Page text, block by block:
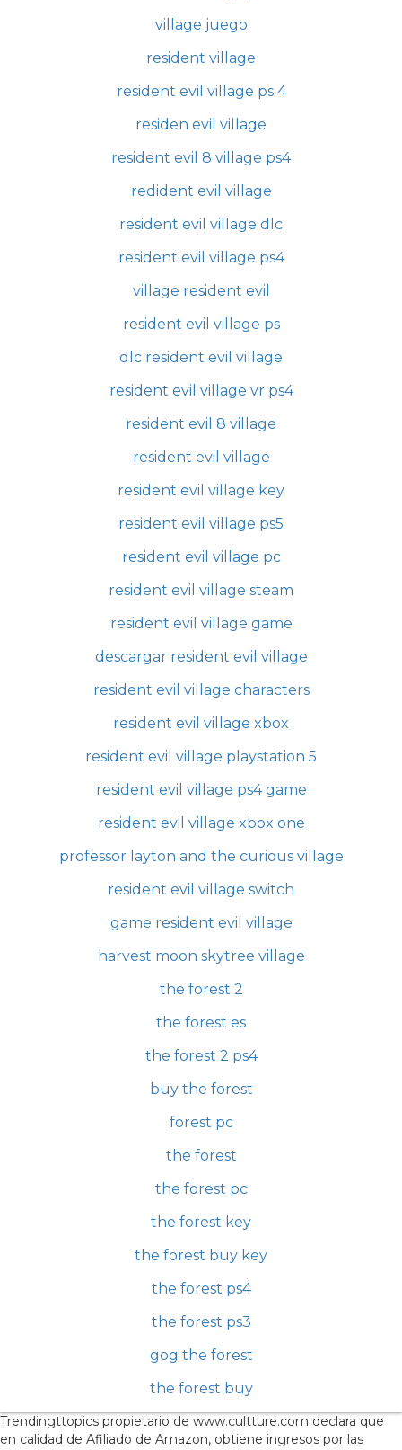
village juego
resident village
resident evil village ps 4
residen evil village
resident evil 8 village ps4
redident evil village
resident evil village dlc
resident evil village ps4
village resident evil
resident evil village ps
dlc resident evil village
resident evil village vr ps4
resident evil 8 village
resident evil village
resident evil village key
resident evil village ps5
resident evil village pc
resident evil village steam
resident evil village game
descargar resident evil village
resident evil village characters
resident evil village xbox
resident evil village playstation 5
resident evil village ps4 game
resident evil village xbox one
professor layton and the curious village
resident evil village switch
game resident evil village
harvest moon skytree village
the forest 2
the forest es
the forest 2 ps4
buy the forest
forest pc
the forest
the forest pc
the forest key
the forest buy key
the forest ps4
the forest ps3
gog the forest
the forest buy
Trendingttopics propietario de www.cultture.com declara que
en calidad de Afiliado de Amazon, obtiene ingresos por las